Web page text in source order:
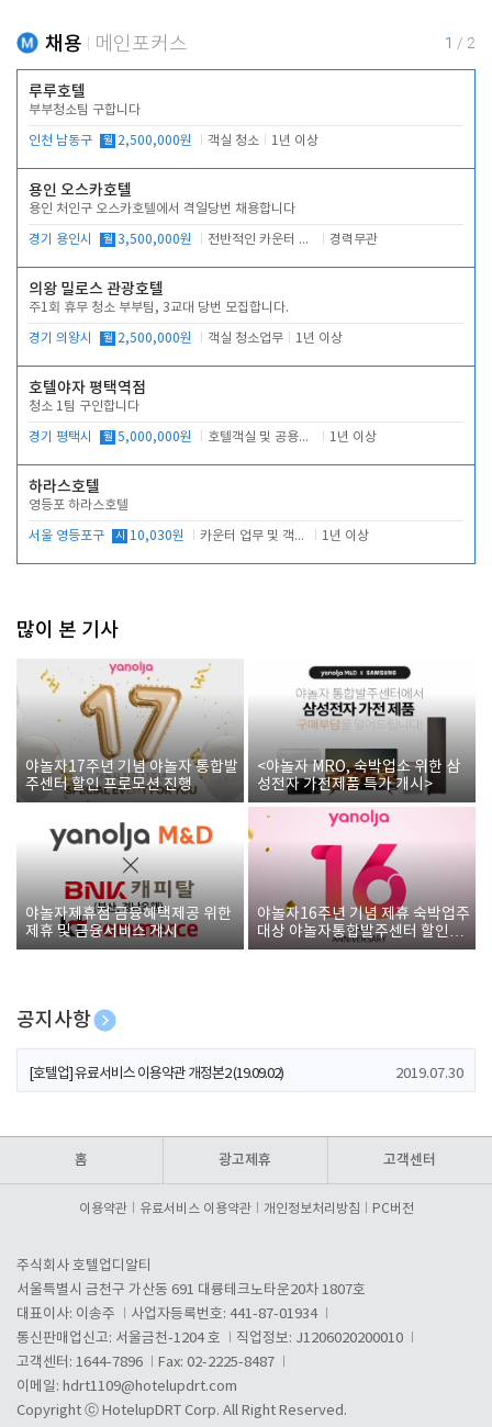
채용 메인포커스 1 / 2
루루호텔
부부청소팀 구합니다
인천 남동구 월 2,500,000원 객실 청소 1년 이상
용인 오스카호텔
용인 처인구 오스카호텔에서 격일당번 채용합니다
경기 용인시 월 3,500,000원 전반적인 카운터 업무 경력무관
의왕 밀로스 관광호텔
주1회 휴무 청소 부부팀, 3교대 당번 모집합니다.
경기 의왕시 월 2,500,000원 객실 청소업무 1년 이상
호텔야자 평택역점
청소 1팀 구인합니다
경기 평택시 월 5,000,000원 호텔객실 및 공용시설 청소 관리 1년 이상
하라스호텔
영등포 하라스호텔
서울 영등포구 시 10,030원 카운터 업무 및 객실관리(청소상태 확인, 객실판매) 1년 이상
많이 본 기사
야놀자17주년 기념 야놀자 통합발
주센터 할인 프로모션 진행
<야놀자 MRO, 숙박업소 위한 삼
성전자 가전제품 특가 개시>
야놀자제휴점 금융혜택제공 위한
제휴 및 금융서비스 게시
야놀자16주년 기념 제휴 숙박업주
대상 야놀자통합발주센터 할인쿠
폰 증정
공지사항
[호텔업] 개인정보 처리방침 개정본1 (19.09.02)
[호텔업] 유료서비스 이용약관 개정본2 (19.09.02) 2019.07.30
홈 광고제휴 고객센터
이용약관 유료서비스 이용약관 개인정보처리방침 PC버전
주식회사 호텔업디알티
서울특별시 금천구 가산동 691 대륭테크노타운20차 1807호
대표이사: 이송주
사업자등록번호: 441-87-01934
통신판매업신고: 서울금천-1204 호
직업정보: J1206020200010
고객센터: 1644-7896
Fax: 02-2225-8487
이메일: hdrt1109@hotelupdrt.com
Copyright ⓒ HotelupDRT Corp. All Right Reserved.